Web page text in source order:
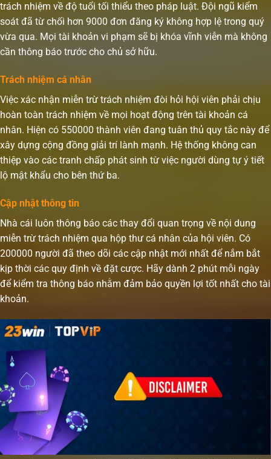
trách nhiệm về độ tuổi tối thiểu theo pháp luật. Đội ngũ kiểm
soát đã từ chối hơn 9000 đơn đăng ký không hợp lệ trong quý
vừa qua. Mọi tài khoản vi phạm sẽ bị khóa vĩnh viễn mà không
cần thông báo trước cho chủ sở hữu.
Trách nhiệm cá nhân
Việc xác nhận miễn trừ trách nhiệm đòi hỏi hội viên phải chịu
hoàn toàn trách nhiệm về mọi hoạt động trên tài khoản cá
nhân. Hiện có 550000 thành viên đang tuân thủ quy tắc này để
xây dựng cộng đồng giải trí lành mạnh. Hệ thống không can
thiệp vào các tranh chấp phát sinh từ việc người dùng tự ý tiết
lộ mật khẩu cho bên thứ ba.
Cập nhật thông tin
Nhà cái luôn thông báo các thay đổi quan trọng về nội dung
miễn trừ trách nhiệm qua hộp thư cá nhân của hội viên. Có
200000 người đã theo dõi các cập nhật mới nhất để nắm bắt
kịp thời các quy định về đặt cược. Hãy dành 2 phút mỗi ngày
để kiểm tra thông báo nhằm đảm bảo quyền lợi tốt nhất cho tài
khoản.